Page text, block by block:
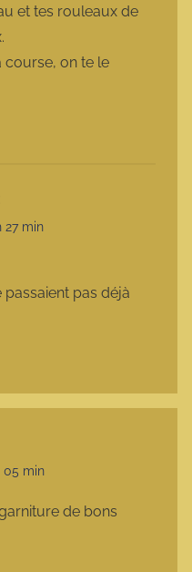
et tes rouleaux de
course, on te le
27 min
passaient pas déjà
05 min
de bons